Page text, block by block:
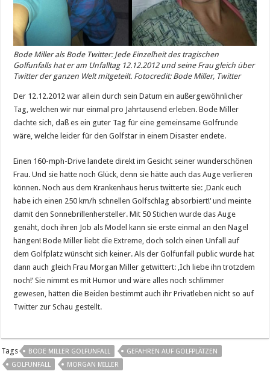
Bode Miller als Bode Twitter: Jede Einzelheit des tragischen
Golfunfalls hat er am Unfalltag 12.12.2012 und seine Frau gleich über
Twitter der ganzen Welt mitgeteilt. Fotocredit: Bode Miller, Twitter
Der 12.12.2012 war allein durch sein Datum ein außergewöhnlicher
Tag, welchen wir nur einmal pro Jahrtausend erleben. Bode Miller
dachte sich, daß es ein guter Tag für eine gemeinsame Golfrunde
wäre, welche leider für den Golfstar in einem Disaster endete.
Einen 160-mph-Drive landete direkt im Gesicht seiner wunderschönen
Frau. Und sie hatte noch Glück, denn sie hätte auch das Auge verlieren
können. Noch aus dem Krankenhaus herus twitterte sie: ‚Dank euch
habe ich einen 250 km/h schnellen Golfschlag absorbiert!‘ und meinte
damit den Sonnebrillenhersteller. Mit 50 Stichen wurde das Auge
genäht, doch ihren Job als Model kann sie erste einmal an den Nagel
hängen! Bode Miller liebt die Extreme, doch solch einen Unfall auf
dem Golfplatz wünscht sich keiner. Als der Golfunfall public wurde hat
dann auch gleich Frau Morgan Miller getwittert: ‚Ich liebe ihn trotzdem
noch!‘ Sie nimmt es mit Humor und wäre alles noch schlimmer
gewesen, hätten die Beiden bestimmt auch ihr Privatleben nicht so auf
Twitter zur Schau gestellt.
Tags BODE MILLER GOLFUNFALL
GEFAHREN AUF GOLFPLÄTZEN
GOLFUNFALL
MORGAN MILLER